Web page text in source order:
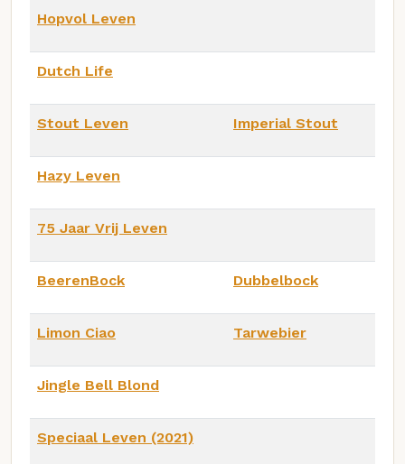
Hopvol Leven
Dutch Life
Stout Leven Imperial Stout
Hazy Leven
75 Jaar Vrij Leven
BeerenBock Dubbelbock
Limon Ciao Tarwebier
Jingle Bell Blond
Speciaal Leven (2021)